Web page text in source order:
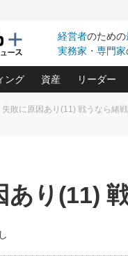
経営者のための
実務家・専門家
& LIFE COMPANIES
」戦略(96)
改善」横田尚哉氏(5)
ス・クリニック(240)
にしながら利益を上げる
ング
ラーの玉手箱(9)
を表現する 成功イメージ
資産
中国経済の最新動
事業承継の前に、
リーダー
ピョート
朝礼・
失敗に原因あり(11) 戦うなら緒
あり(11)